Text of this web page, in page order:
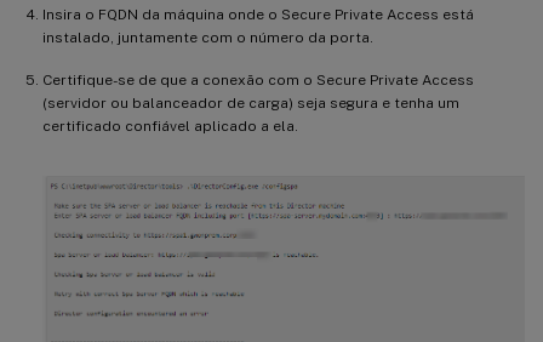
Insira o FQDN da máquina onde o Secure Private Access está
instalado, juntamente com o número da porta.
Certifique-se de que a conexão com o Secure Private Access
(servidor ou balanceador de carga) seja segura e tenha um
certificado confiável aplicado a ela.